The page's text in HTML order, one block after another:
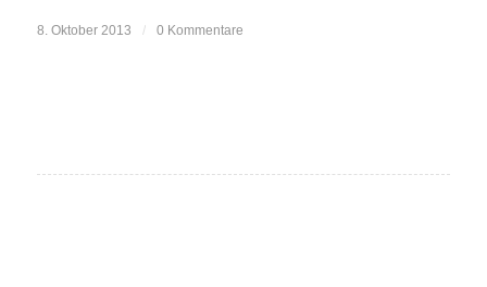
8. Oktober 2013 / 0 Kommentare